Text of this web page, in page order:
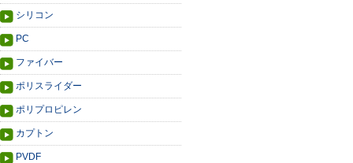
シリコン
PC
ファイバー
ポリスライダー
ポリプロピレン
カプトン
PVDF